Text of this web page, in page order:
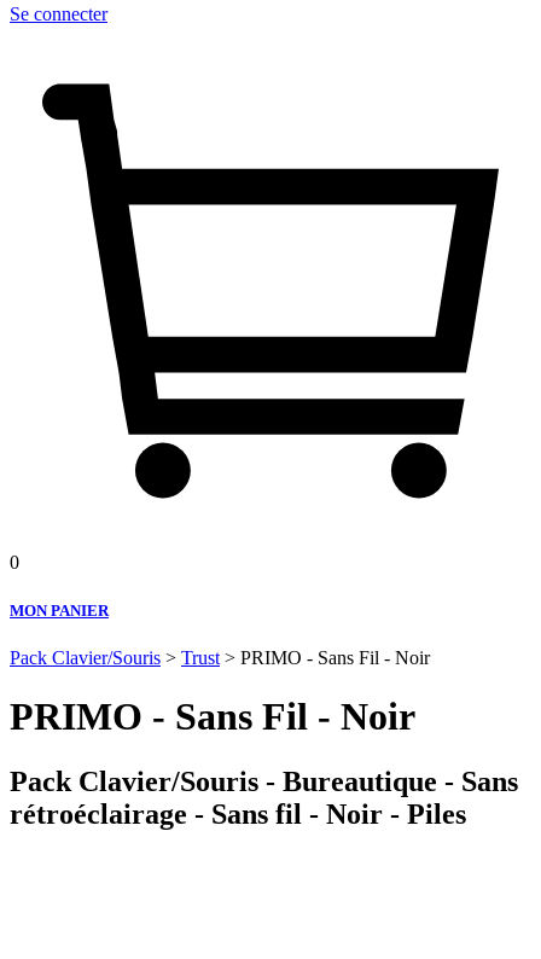
Se connecter
0
MON PANIER
Pack Clavier/Souris > Trust > PRIMO - Sans Fil - Noir
PRIMO - Sans Fil - Noir
Pack Clavier/Souris - Bureautique - Sans
rétroéclairage - Sans fil - Noir - Piles